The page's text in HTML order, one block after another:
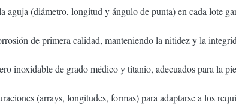
aguja (diámetro, longitud y ángulo de punta) en cada lote
de primera calidad, manteniendo la nitidez y la
inoxidable de grado médico y titanio, adecuados para la
(arrays, longitudes, formas) para adaptarse a los